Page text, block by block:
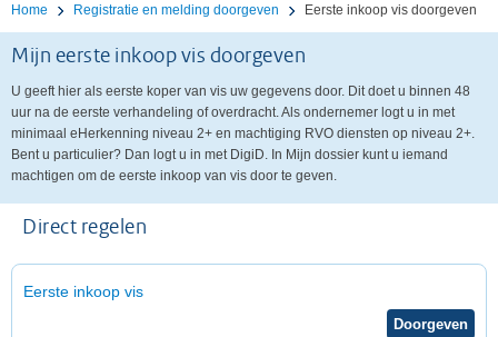
Home Registratie en melding doorgeven Eerste inkoop vis doorgeven
Mijn eerste inkoop vis doorgeven
U geeft hier als eerste koper van vis uw gegevens door. Dit doet u binnen 48
uur na de eerste verhandeling of overdracht. Als ondernemer logt u in met
minimaal eHerkenning niveau 2+ en machtiging RVO diensten op niveau 2+.
Bent u particulier? Dan logt u in met DigiD. In Mijn dossier kunt u iemand
machtigen om de eerste inkoop van vis door te geven.
Direct regelen
Eerste inkoop vis